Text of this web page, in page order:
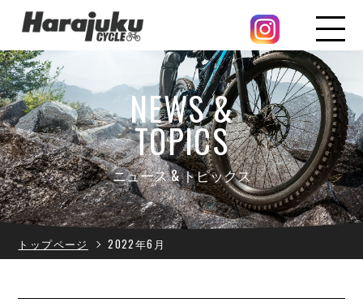
NEWS &
TOPICS
ニュース & トピックス
トップページ 2022年6月